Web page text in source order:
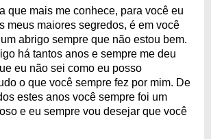
que mais me conhece, para você eu
meus maiores segredos, é em você
abrigo sempre que não estou bem.
há tantos anos e sempre me deu
eu não sei como eu posso
o que você sempre fez por mim. De
estes anos você sempre foi um
e eu sempre vou desejar que você